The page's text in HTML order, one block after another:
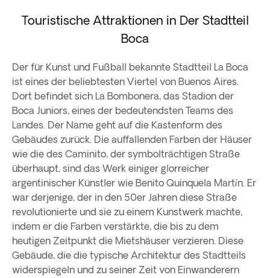
Touristische Attraktionen in Der Stadtteil
Boca
Der für Kunst und Fußball bekannte Stadtteil La Boca
ist eines der beliebtesten Viertel von Buenos Aires.
Dort befindet sich La Bombonera, das Stadion der
Boca Juniors, eines der bedeutendsten Teams des
Landes. Der Name geht auf die Kastenform des
Gebäudes zurück. Die auffallenden Farben der Häuser
wie die des Caminito, der symbolträchtigen Straße
überhaupt, sind das Werk einiger glorreicher
argentinischer Künstler wie Benito Quinquela Martín. Er
war derjenige, der in den 50er Jahren diese Straße
revolutionierte und sie zu einem Kunstwerk machte,
indem er die Farben verstärkte, die bis zu dem
heutigen Zeitpunkt die Mietshäuser verzieren. Diese
Gebäude, die die typische Architektur des Stadtteils
widerspiegeln und zu seiner Zeit von Einwanderern